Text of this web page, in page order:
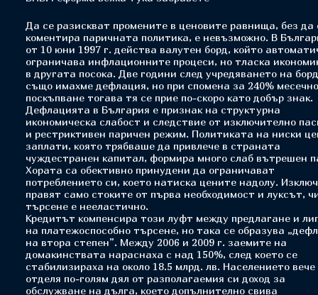
Да се разискват промените в ценовите равнища, без да
коментира паричната политика, е невъзможно. В
от 10 юни 1997 г. действа валутен борд, който
ограничава инфлационните процеси, но тласка
в другата посока. Две години след учредяването на
също имахме дефлация, но при спомена за 240% месечно
поскъпване тогава тя се прие по-скоро като добър знак.
Дефлацията в България е признак на структурна
икономическа слабост и следствие от изключително
и рестриктивен паричен режим. Политиката на ниски
заплати, която трябваше да привлече в страната
чуждестранен капитал, формира много слаб вътрешен
Хората са обективно принудени да ограничават
потреблението си, което натиска цените надолу.
правят само стоките от първа необходимост и луксът,
търсене е нееластично.
Кредитът компенсира този луфт между предлагане и
на платежоспособно търсене, но така се образува
на втора степен”. Между 2006 и 2009 г. заемите на
домакинствата нараснаха с над 150%, след което се
стабилизираха на около 18.5 млрд. лв. Населението вече
отделя по-голям дял от разполагаемия си доход за
обслужване на дълга, което допълнително свива